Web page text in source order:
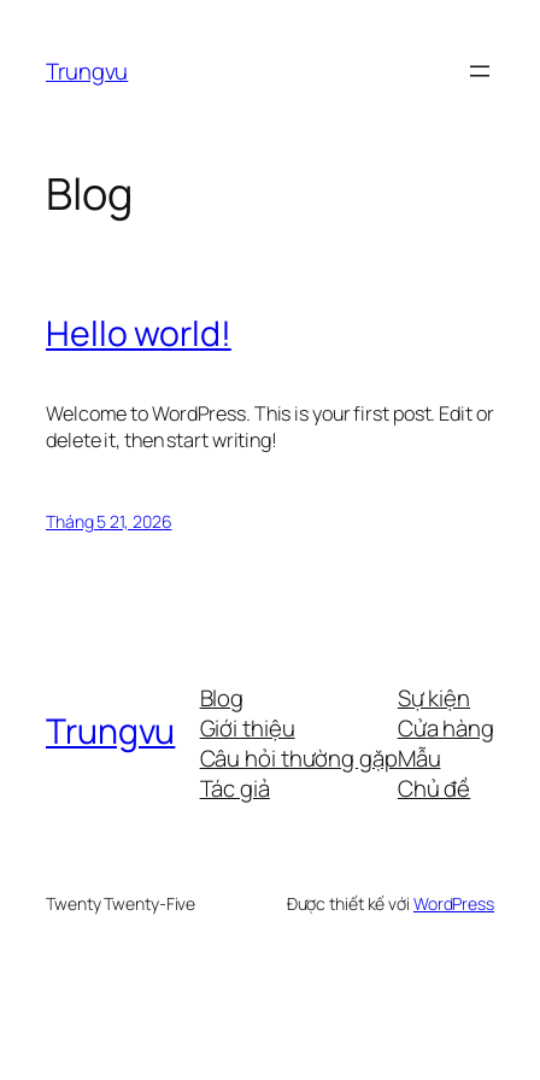
phầnTrungvu
Blog
Hello world!
Welcome to WordPress. This is your first post. Edit or
delete it, then start writing!
Tháng 5 21, 2026
Trungvu
Blog
Giới thiệu
Câu hỏi thường gặp
Tác giả
Sự kiện
Cửa hàng
Mẫu
Chủ đề
Twenty Twenty-Five Được thiết kế với WordPress